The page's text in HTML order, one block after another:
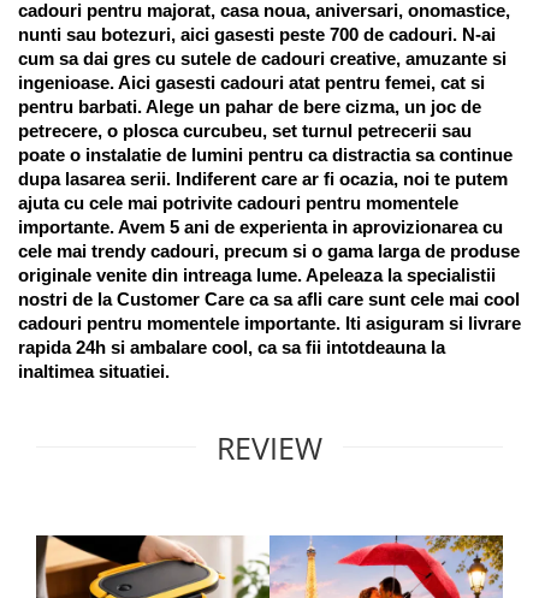
cadouri pentru majorat, casa noua, aniversari, onomastice,
nunti sau botezuri, aici gasesti peste 700 de cadouri. N-ai
cum sa dai gres cu sutele de cadouri creative, amuzante si
ingenioase. Aici gasesti cadouri atat pentru femei, cat si
pentru barbati. Alege un pahar de bere cizma, un joc de
petrecere, o plosca curcubeu, set turnul petrecerii sau
poate o instalatie de lumini pentru ca distractia sa continue
dupa lasarea serii. Indiferent care ar fi ocazia, noi te putem
ajuta cu cele mai potrivite cadouri pentru momentele
importante. Avem 5 ani de experienta in aprovizionarea cu
cele mai trendy cadouri, precum si o gama larga de produse
originale venite din intreaga lume. Apeleaza la specialistii
nostri de la Customer Care ca sa afli care sunt cele mai cool
cadouri pentru momentele importante. Iti asiguram si livrare
rapida 24h si ambalare cool, ca sa fii intotdeauna la
inaltimea situatiei.
REVIEW